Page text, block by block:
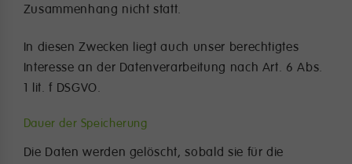
Zusammenhang nicht statt.
In diesen Zwecken liegt auch unser berechtigtes
Interesse an der Datenverarbeitung nach Art. 6 Abs.
1 lit. f DSGVO.
Dauer der Speicherung
Die Daten werden gelöscht, sobald sie für die